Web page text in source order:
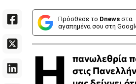
Πρόσθεσε το Dnews στα
αγαπημένα σου στη
Η
πανωλεθρία
στις